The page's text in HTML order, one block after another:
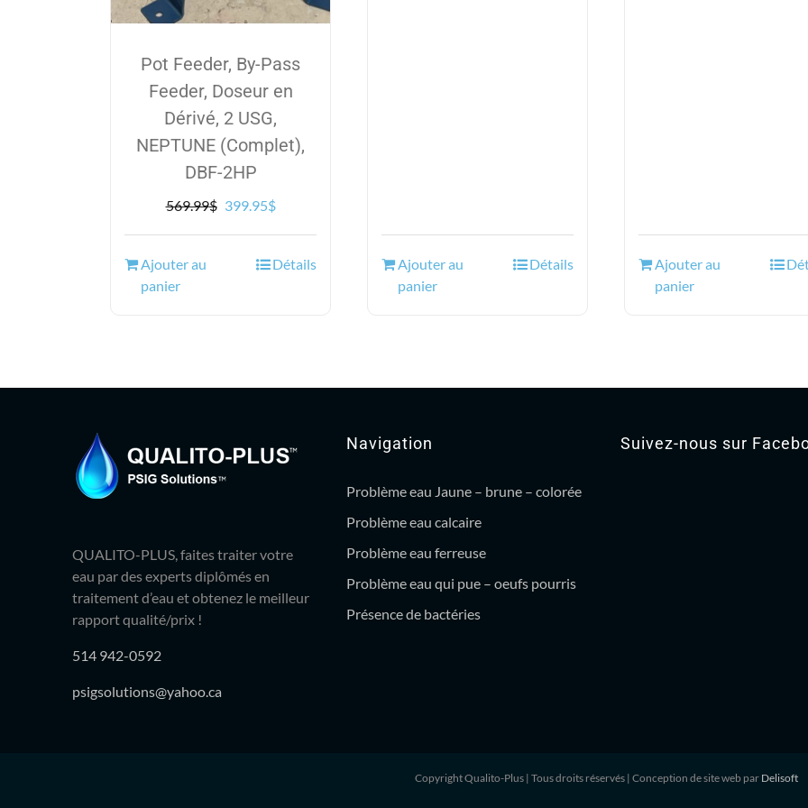
Pot Feeder, By-Pass
Feeder, Doseur en
Dérivé, 2 USG,
NEPTUNE (Complet),
DBF-2HP
569.99$ Le
était :
399.95$Le
est :
Ajouter au
panier
Détails
Ajouter au
panier
Détails
Ajouter au
panier
QUALITO-PLUS, faites traiter votre
eau par des experts diplômés en
traitement d’eau et obtenez le meilleur
rapport qualité/prix !
514 942-0592
psigsolutions@yahoo.ca
Navigation
Problème eau Jaune – brune – colorée
Problème eau calcaire
Problème eau ferreuse
Problème eau qui pue – oeufs pourris
Présence de bactéries
Suivez-nous sur
Copyright Qualito-Plus | Tous droits réservés | Conception de site web par Delisoft